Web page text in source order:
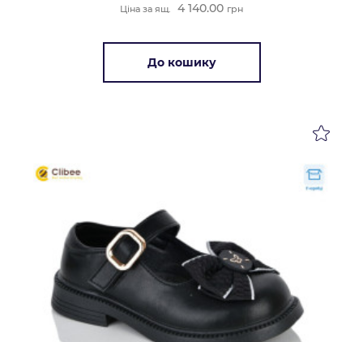
Ціна за ящ. 4 140.00 грн
До кошику